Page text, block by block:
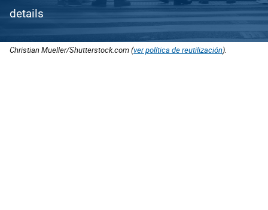
details
Christian Mueller/Shutterstock.com (ver política de reutilización).